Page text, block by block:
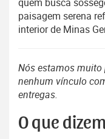
paisagem serena
interior de Minas
Nós estamos
nenhum vínculo
entregas.
O que